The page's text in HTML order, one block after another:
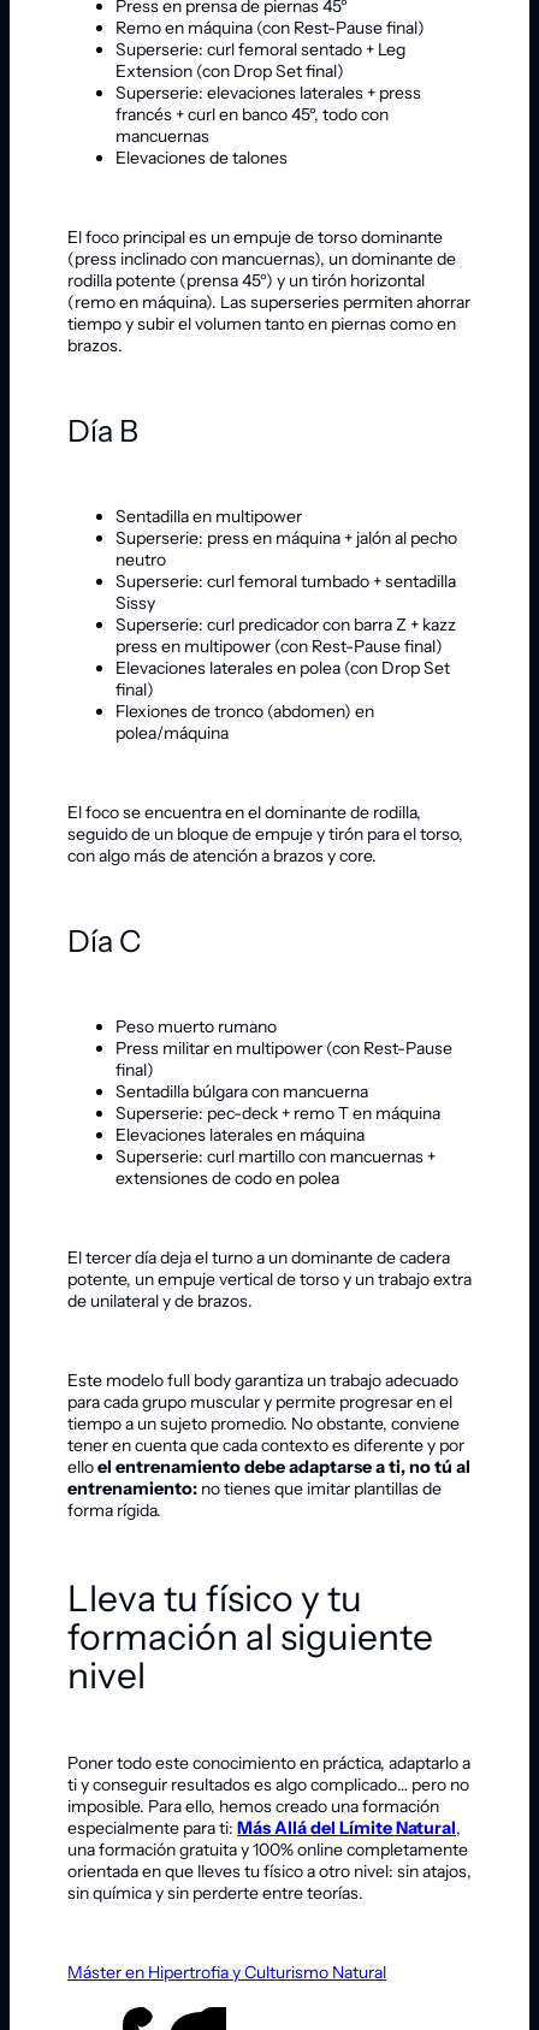
Press en prensa de piernas 45º
Remo en máquina (con Rest-Pause final)
Superserie: curl femoral sentado + Leg
Extension (con Drop Set final)
Superserie: elevaciones laterales + press
francés + curl en banco 45º, todo con
mancuernas
Elevaciones de talones
El foco principal es un empuje de torso dominante
(press inclinado con mancuernas), un dominante de
rodilla potente (prensa 45º) y un tirón horizontal
(remo en máquina). Las superseries permiten ahorrar
tiempo y subir el volumen tanto en piernas como en
brazos.
Día B
Sentadilla en multipower
Superserie: press en máquina + jalón al pecho
neutro
Superserie: curl femoral tumbado + sentadilla
Sissy
Superserie: curl predicador con barra Z + kazz
press en multipower (con Rest-Pause final)
Elevaciones laterales en polea (con Drop Set
final)
Flexiones de tronco (abdomen) en
polea/máquina
El foco se encuentra en el dominante de rodilla,
seguido de un bloque de empuje y tirón para el torso,
con algo más de atención a brazos y core.
Día C
Peso muerto rumano
Press militar en multipower (con Rest-Pause
final)
Sentadilla búlgara con mancuerna
Superserie: pec-deck + remo T en máquina
Elevaciones laterales en máquina
Superserie: curl martillo con mancuernas +
extensiones de codo en polea
El tercer día deja el turno a un dominante de cadera
potente, un empuje vertical de torso y un trabajo extra
de unilateral y de brazos.
Este modelo full body garantiza un trabajo adecuado
para cada grupo muscular y permite progresar en el
tiempo a un sujeto promedio. No obstante, conviene
tener en cuenta que cada contexto es diferente y por
elloel entrenamiento debe adaptarse a ti, no tú al
entrenamiento: no tienes que imitar plantillas de
forma rígida.
Lleva tu físico y tu
formación al siguiente
nivel
Poner todo este conocimiento en práctica, adaptarlo a
ti y conseguir resultados es algo complicado… pero no
imposible. Para ello, hemos creado una formación
especialmente para ti: Más Allá del Límite Natural,
una formación gratuita y 100% online completamente
orientada en que lleves tu físico a otro nivel: sin atajos,
sin química y sin perderte entre teorías.
Máster en Hipertrofia y Culturismo Natural